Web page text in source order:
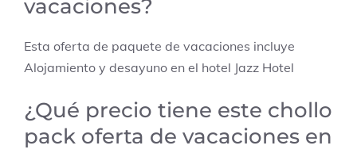
vacaciones?
Esta oferta de paquete de vacaciones incluye
Alojamiento y desayuno en el hotel Jazz Hotel
¿Qué precio tiene este chollo
pack oferta de vacaciones en